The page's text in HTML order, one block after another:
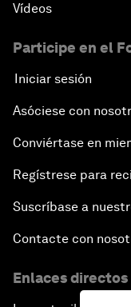
Vídeos
Participe en el
Iniciar sesión
Asóciese con
Conviértase en
Regístrese para
Suscríbase a
Contacte con
Enlaces directos